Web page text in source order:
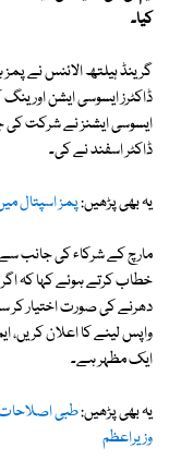
کیا۔
گرینڈ ہیلتھ الائنس نے
ڈاکٹرز ایسوسی ایشن اور
ایسوسی ایشنز نے شرکت کی
ڈاکٹر اسفند نے کی۔
یہ بھی پڑھیں:پمز اسپتال میں
مارچ کے شرکاء کی جانب
خطاب کرتے ہوئے کہا کہ
دھرنے کی صورت اختیار کر
واپس لینے کا اعلان کریں،
ایک مظہر ہے۔
یہ بھی پڑھیں:طبی اصلاحات
وزیراعظم